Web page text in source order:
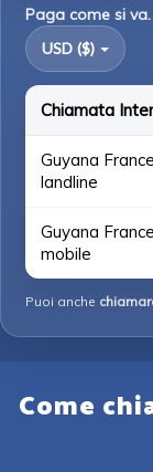
Paga come si
USD ($)
Chiamata
Guyana
landline
Guyana
mobile
Puoi anche
Come